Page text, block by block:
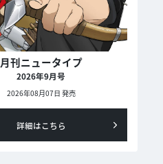
月刊ニュータイプ
2026年9月号
2026年08月07日 発売
詳細はこちら